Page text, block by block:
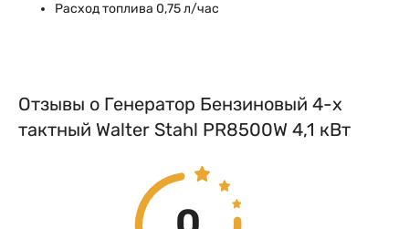
Расход топлива 0,75 л/час
Отзывы о Генератор Бензиновый 4-х
тактный Walter Stahl PR8500W 4,1 кВт